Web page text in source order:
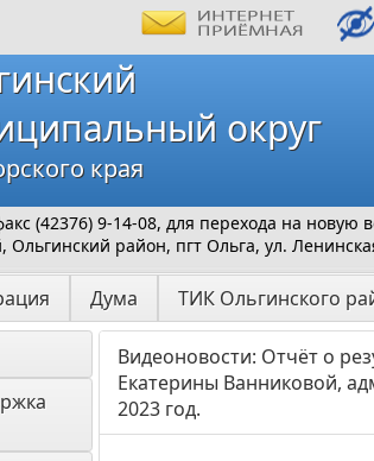
округ
края
(42376) 9-14-08, для перехода на новую
район, пгт Ольга, ул.
Дума ТИК Ольгинского
Видеоновости: Отчёт о
Екатерины Ванниковой,
2023 год.